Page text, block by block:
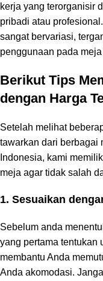
kerja yang terorganisir
pribadi atau
sangat bervariasi,
penggunaan pada meja
Berikut Tips
dengan Harga
Setelah melihat
tawarkan dari berbagai
Indonesia, kami
meja agar tidak salah
1. Sesuaikan
Sebelum anda
yang pertama tentukan
membantu Anda
Anda akomodasi.